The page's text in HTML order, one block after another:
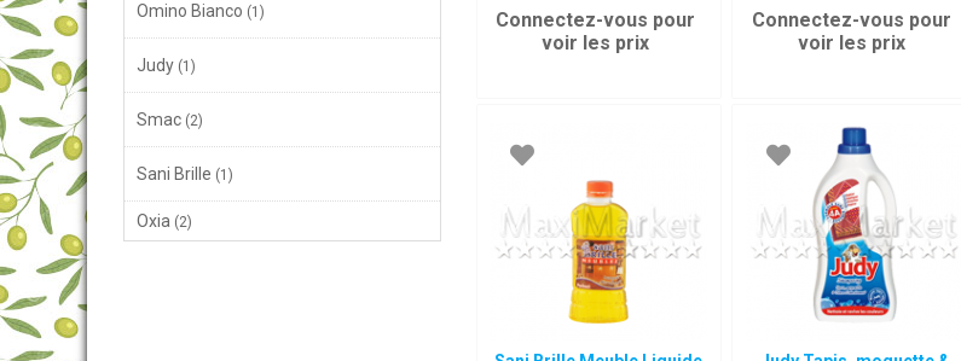
Omino Bianco (1)
Judy (1)
Smac (2)
Sani Brille (1)
Oxia (2)
Connectez-vous pour
voir les prix
Connectez-vous pour
voir les prix